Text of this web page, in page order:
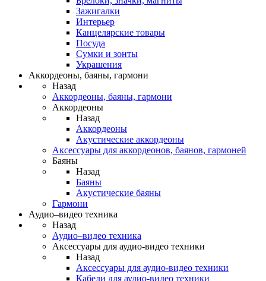
Зажигалки
Интерьер
Канцелярские товары
Посуда
Сумки и зонты
Украшения
Аккордеоны, баяны, гармони
Назад
Аккордеоны, баяны, гармони
Аккордеоны
Назад
Аккордеоны
Акустические аккордеоны
Аксессуары для аккордеонов, баянов, гармоней
Баяны
Назад
Баяны
Акустические баяны
Гармони
Аудио–видео техника
Назад
Аудио–видео техника
Аксессуары для аудио-видео техники
Назад
Аксессуары для аудио-видео техники
Кабели для аудио-видео техники